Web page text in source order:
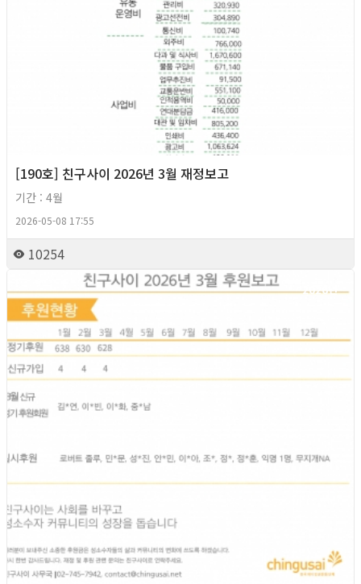
[190호] 친구사이 2026년 3월 재정보고
기간 : 4월
2026-05-08 17:55
10254
2026년